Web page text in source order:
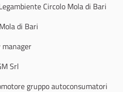
Circolo Mola di Bari
di Bari
Srl
gruppo autoconsumatori